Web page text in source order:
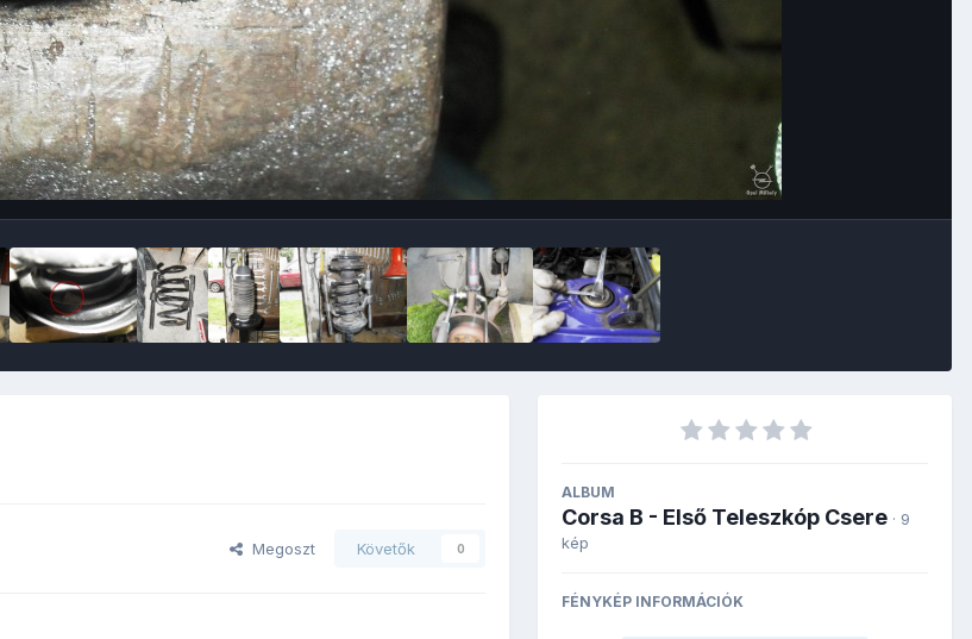
Megoszt Követők 0
ALBUM
Corsa B - Első Teleszkóp Csere · 9
kép
FÉNYKÉP INFORMÁCIÓK